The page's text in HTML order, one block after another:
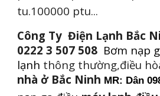
tu.100000 ptu...
Công Ty Điện Lạnh Bắc
0222 3 507 508 Bơm nạp
lạnh thông thường,điều
nhà ở Bắc Ninh MR: Dân